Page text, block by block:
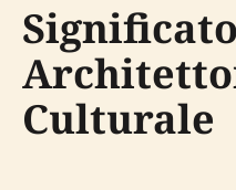
Significato
Culturale